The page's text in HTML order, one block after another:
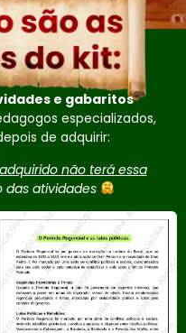
e gabaritos
especializados,
de adquirir:
não terá essa
das atividades